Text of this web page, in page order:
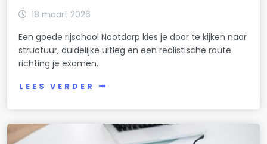
18 maart 2026
Een goede rijschool Nootdorp kies je door te kijken naar
structuur, duidelijke uitleg en een realistische route
richting je examen.
LEES VERDER